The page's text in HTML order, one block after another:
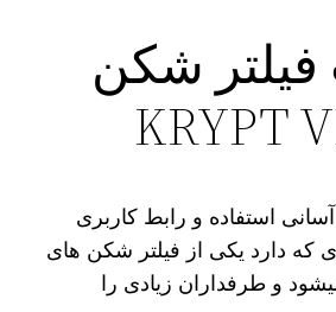
شکن
KRYPT
آسانی استفاده و رابط کاربری
که دارد یکی از فیلتر شکن های
و طرفداران زیادی را